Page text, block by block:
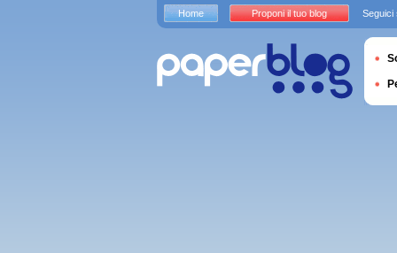
Home Proponi il tuo blog Seguici